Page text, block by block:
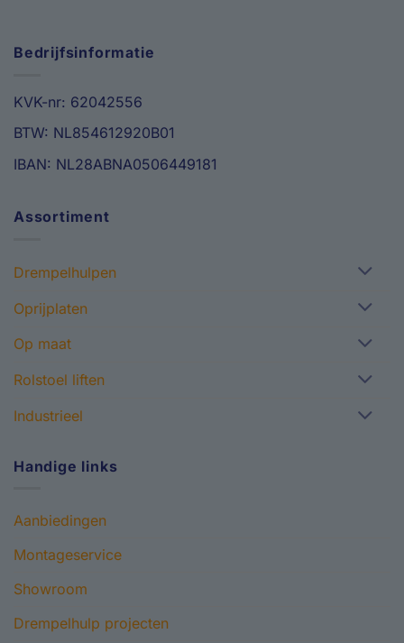
Bedrijfsinformatie
KVK-nr: 62042556
BTW: NL854612920B01
IBAN: NL28ABNA0506449181
Assortiment
Drempelhulpen
Oprijplaten
Op maat
Rolstoel liften
Industrieel
Handige links
Aanbiedingen
Montageservice
Showroom
Drempelhulp projecten